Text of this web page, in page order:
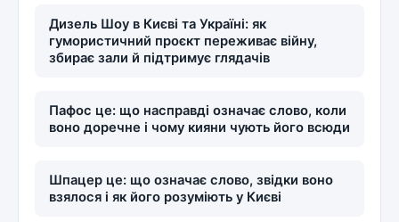
Дизель Шоу в Києві та Україні: як
гумористичний проєкт переживає війну,
збирає зали й підтримує глядачів
Пафос це: що насправді означає слово, коли
воно доречне і чому кияни чують його всюди
Шпацер це: що означає слово, звідки воно
взялося і як його розуміють у Києві